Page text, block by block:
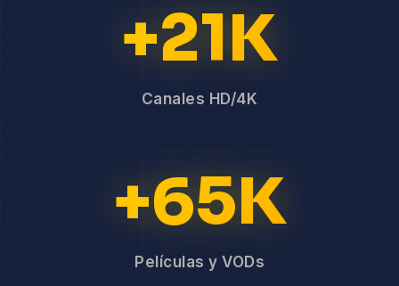
+21K
Canales HD/4K
+65K
Películas y VODs